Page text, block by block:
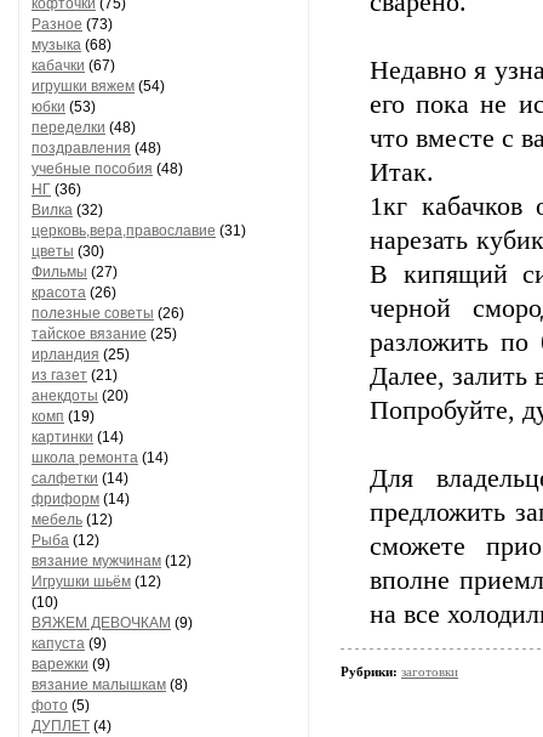
кофточки (75)
Разное (73)
музыка (68)
кабачки (67)
игрушки вяжем (54)
юбки (53)
переделки (48)
поздравления (48)
учебные пособия (48)
НГ (36)
Вилка (32)
церковь,вера,православие (31)
цветы (30)
Фильмы (27)
красота (26)
полезные советы (26)
тайское вязание (25)
ирландия (25)
из газет (21)
анекдоты (20)
комп (19)
картинки (14)
школа ремонта (14)
салфетки (14)
фриформ (14)
мебель (12)
Рыба (12)
вязание мужчинам (12)
Игрушки шьём (12)
(10)
ВЯЖЕМ ДЕВОЧКАМ (9)
капуста (9)
варежки (9)
вязание малышкам (8)
фото (5)
ДУПЛЕТ (4)
Недавно я
его пока не
что вместе с
Итак.
1кг
нарезать
В кипящий
черной
разложить по
Далее, залить
Попробуйте,
Для
предложить
сможете
вполне
на все
Рубрики: заготовки